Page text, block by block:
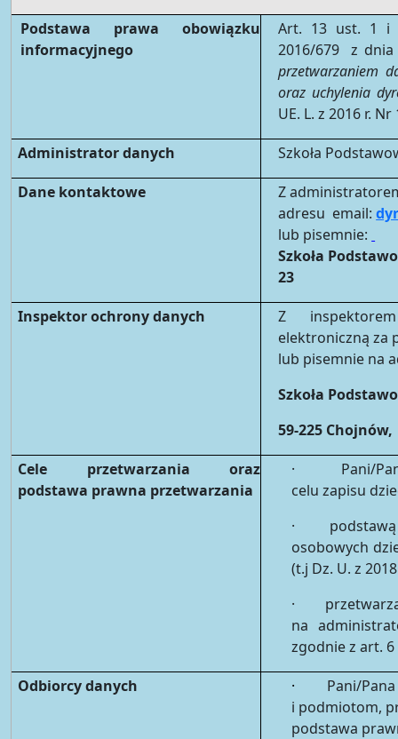
Podstawa prawa obowiązku
informacyjnego
Art. 13 ust. 1 i
2016/679 z
przetwarzaniem
oraz uchylenia
UE. L. z 2016 r.
Administrator danych
Szkoła
Dane kontaktowe
Z
adresu email:
lub pisemnie:
Szkoła
23
Inspektor ochrony danych
Z
elektroniczną za
lub pisemnie na
Szkoła
59-225
Cele przetwarzania oraz
podstawa prawna przetwarzania
· Pani/Pana
celu zapisu
· podstawą
osobowych
(t.j Dz. U. z
·
na
zgodnie z art.
Odbiorcy danych
· Pani/
i podmiotom,
podstawa